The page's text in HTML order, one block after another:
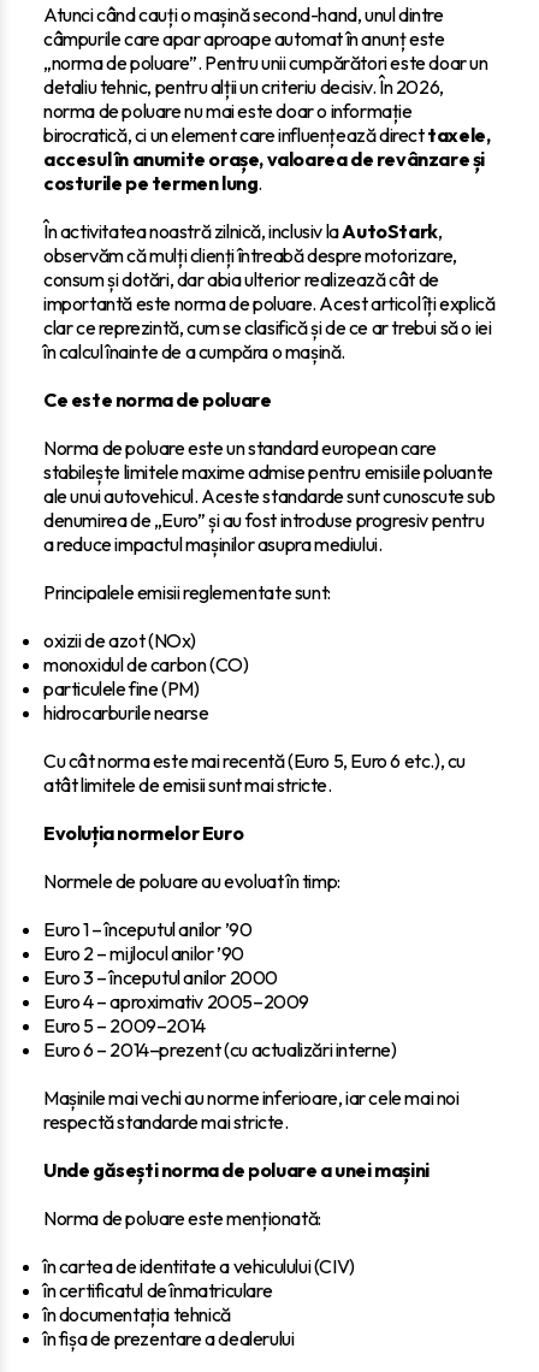
Atunci când cauți o mașină second-hand, unul dintre
câmpurile care apar aproape automat în anunț este
„norma de poluare”. Pentru unii cumpărători este doar un
detaliu tehnic, pentru alții un criteriu decisiv. În 2026,
norma de poluare nu mai este doar o informație
birocratică, ci un element care influențează directtaxele,
accesul în anumite orașe, valoarea de revânzare și
costurile pe termen lung.
În activitatea noastră zilnică, inclusiv laAutoStark,
observăm că mulți clienți întreabă despre motorizare,
consum și dotări, dar abia ulterior realizează cât de
importantă este norma de poluare. Acest articol îți explică
clar ce reprezintă, cum se clasifică și de ce ar trebui să o iei
în calcul înainte de a cumpăra o mașină.
Ce este norma de poluare
Norma de poluare este un standard european care
stabilește limitele maxime admise pentru emisiile poluante
ale unui autovehicul. Aceste standarde sunt cunoscute sub
denumirea de „Euro” și au fost introduse progresiv pentru
a reduce impactul mașinilor asupra mediului.
Principalele emisii reglementate sunt:
oxizii de azot (NOx)
monoxidul de carbon (CO)
particulele fine (PM)
hidrocarburile nearse
Cu cât norma este mai recentă (Euro 5, Euro 6 etc.), cu
atât limitele de emisii sunt mai stricte.
Evoluția normelor Euro
Normele de poluare au evoluat în timp:
Euro 1 – începutul anilor ’90
Euro 2 – mijlocul anilor ’90
Euro 3 – începutul anilor 2000
Euro 4 – aproximativ 2005–2009
Euro 5 – 2009–2014
Euro 6 – 2014–prezent (cu actualizări interne)
Mașinile mai vechi au norme inferioare, iar cele mai noi
respectă standarde mai stricte.
Unde găsești norma de poluare a unei mașini
Norma de poluare este menționată:
în cartea de identitate a vehiculului (CIV)
în certificatul de înmatriculare
în documentația tehnică
în fișa de prezentare a dealerului